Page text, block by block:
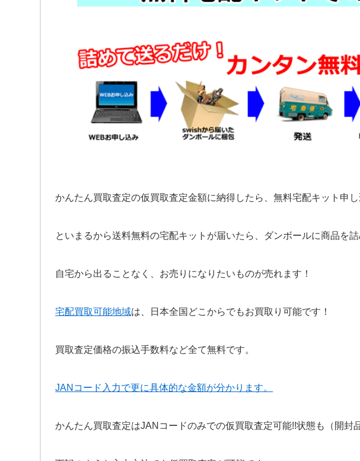
かんたん買取査定の仮買取査定金額に納得したら、無料宅配キット申
といまるから送料無料の宅配キットが届いたら、ダンボールに商品を詰
自宅から出ることなく、お売りになりたいものが売れます！
宅配買取可能地域は、日本全国どこからでもお買取り可能です！
買取査定価格の振込手数料など全て無料です。
JANコード入力で更に具体的な金額が分かります。
かんたん買取査定はJANコードのみでの仮買取査定可能!!状態も（開封